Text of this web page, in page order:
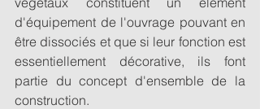
d'équipement de l'ouvrage pouvant en
être dissociés et que si leur fonction est
essentiellement décorative, ils font
partie du concept d'ensemble de la
construction.